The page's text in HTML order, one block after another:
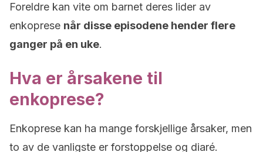
Foreldre kan vite om barnet deres lider av
enkoprese når disse episodene hender flere
ganger på en uke.
Hva er årsakene til
enkoprese?
Enkoprese kan ha mange forskjellige årsaker, men
to av de vanligste er forstoppelse og diaré.